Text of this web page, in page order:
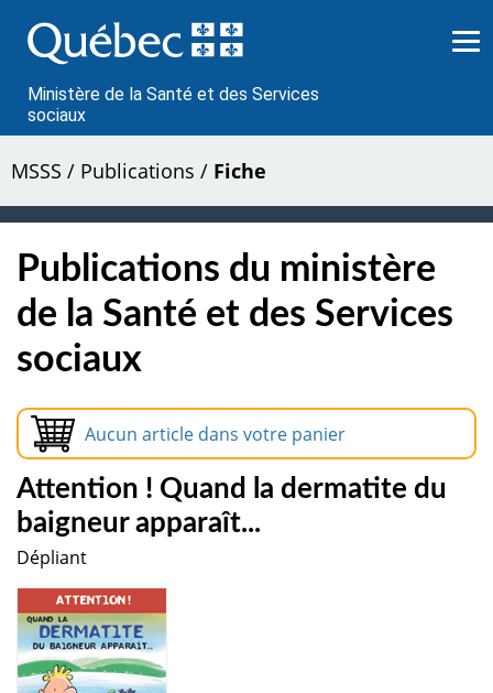
au
contenu
Ministère de la Santé et des Services
sociaux
MSSS / Publications / Fiche
Publications du ministère
de la Santé et des Services
sociaux
Aucun article dans votre panier
Attention ! Quand la dermatite du
baigneur apparaît...
Dépliant